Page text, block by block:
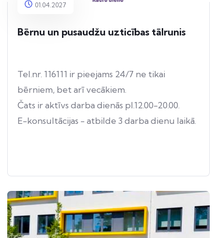
01.04.2027
Bērnu un pusaudžu uzticības tālrunis
Tel.nr. 116111 ir pieejams 24/7 ne tikai
bērniem, bet arī vecākiem.
Čats ir aktīvs darba dienās pl.12.00-20.00.
E-konsultācijas - atbilde 3 darba dienu laikā.